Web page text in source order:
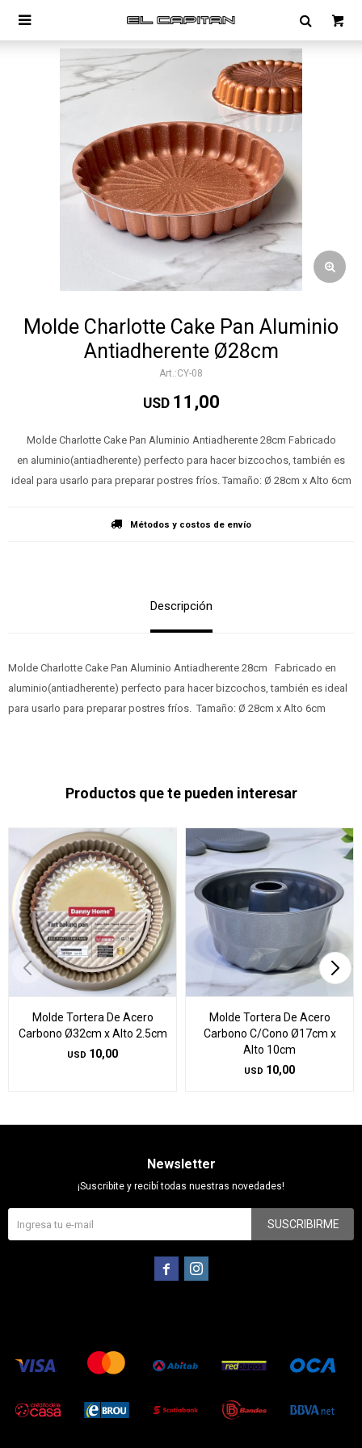

Molde Charlotte Cake Pan Aluminio
Antiadherente Ø28cm
CY-08
USD 11,00
Molde Charlotte Cake Pan Aluminio Antiadherente 28cm Fabricado
en aluminio(antiadherente) perfecto para hacer bizcochos, también es
ideal para usarlo para preparar postres fríos. Tamaño: Ø 28cm x Alto 6cm
Métodos y costos de envío
Descripción
Molde Charlotte Cake Pan Aluminio Antiadherente 28cm Fabricado en
aluminio(antiadherente) perfecto para hacer bizcochos, también es ideal
para usarlo para preparar postres fríos. Tamaño: Ø 28cm x Alto 6cm
Productos que te pueden interesar
Molde Tortera De Acero
Carbono Ø32cm x Alto 2.5cm
USD 10,00
Molde Tortera De Acero
Carbono C/Cono Ø17cm x
Alto 10cm
USD 10,00
Newsletter
¡Suscribite y recibí todas nuestras novedades!
SUSCRIBIRME
 